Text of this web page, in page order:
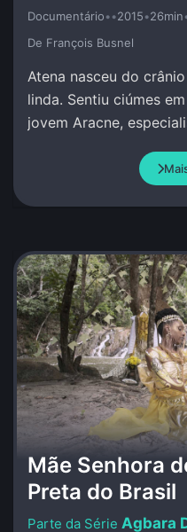
Documentário••2015•26min
De François Busnel
Atena nasceu do
linda. Sentiu ciúmes
jovem Aracne,
Mãe Senhora
Preta do Brasil
Agbara